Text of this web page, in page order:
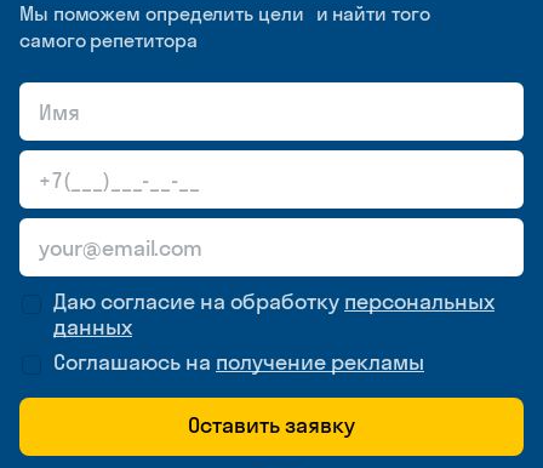
Мы поможем определить цели и найти того
самого репетитора
Даю согласие на обработку персональных
данных
Соглашаюсь на получение рекламы
Оставить заявку